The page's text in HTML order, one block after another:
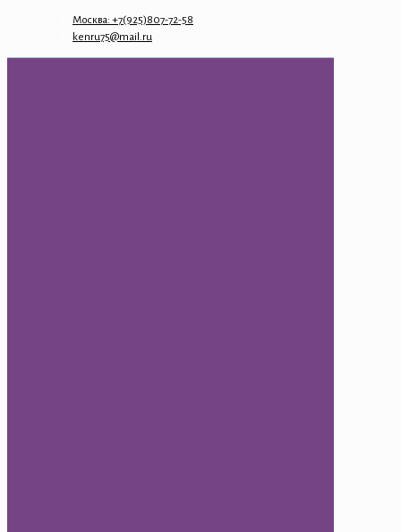
Москва: +7(925)807-72-58
kenru75@mail.ru